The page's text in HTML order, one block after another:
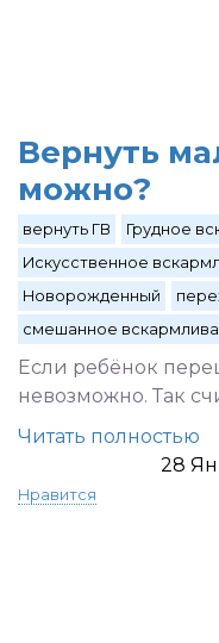
Вернуть
можно?
вернуть ГВ
Грудное
Искусственное
Новорожденный
смешанное
Если ребёнок
невозможно. Так
Читать полностью
28
Нравится